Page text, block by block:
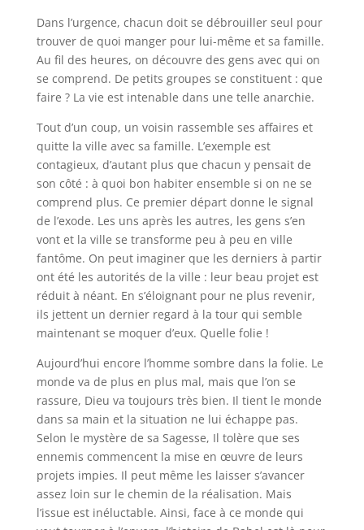
Dans l’urgence, chacun doit se débrouiller seul pour
trouver de quoi manger pour lui-même et sa famille.
Au fil des heures, on découvre des gens avec qui on
se comprend. De petits groupes se constituent : que
faire ? La vie est intenable dans une telle anarchie.
Tout d’un coup, un voisin rassemble ses affaires et
quitte la ville avec sa famille. L’exemple est
contagieux, d’autant plus que chacun y pensait de
son côté : à quoi bon habiter ensemble si on ne se
comprend plus. Ce premier départ donne le signal
de l’exode. Les uns après les autres, les gens s’en
vont et la ville se transforme peu à peu en ville
fantôme. On peut imaginer que les derniers à partir
ont été les autorités de la ville : leur beau projet est
réduit à néant. En s’éloignant pour ne plus revenir,
ils jettent un dernier regard à la tour qui semble
maintenant se moquer d’eux. Quelle folie !
Aujourd’hui encore l’homme sombre dans la folie. Le
monde va de plus en plus mal, mais que l’on se
rassure, Dieu va toujours très bien. Il tient le monde
dans sa main et la situation ne lui échappe pas.
Selon le mystère de sa Sagesse, Il tolère que ses
ennemis commencent la mise en œuvre de leurs
projets impies. Il peut même les laisser s’avancer
assez loin sur le chemin de la réalisation. Mais
l’issue est inéluctable. Ainsi, face à ce monde qui